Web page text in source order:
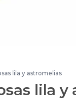
lila y astromelias
lila y